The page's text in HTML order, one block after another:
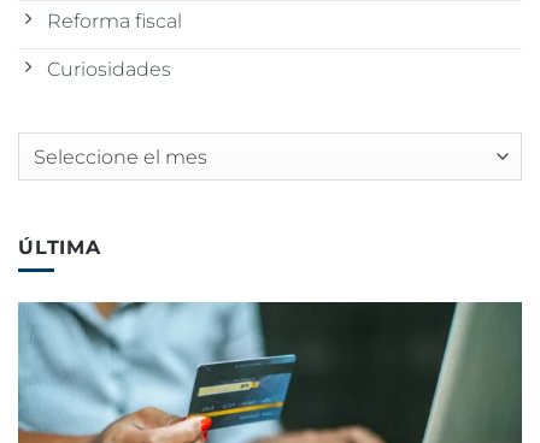
Reforma fiscal
Curiosidades
Archivos
ÚLTIMA